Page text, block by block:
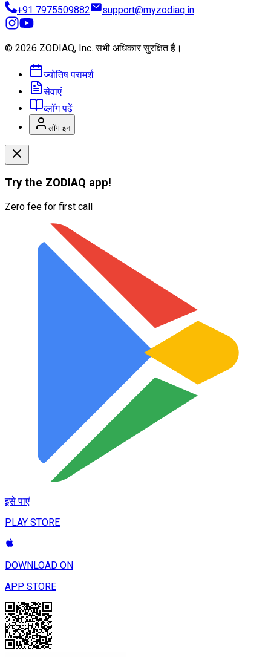
+91 7975509882 support@myzodiaq.in
© 2026 ZODIAQ, Inc.सभी अधिकार सुरक्षित हैं।
ज्योतिष परामर्श
सेवाएं
ब्लॉग पढ़ें
लॉग इन
Try the ZODIAQ app!
Zero fee for first call
इसे पाएं
PLAY STORE
DOWNLOAD ON
APP STORE